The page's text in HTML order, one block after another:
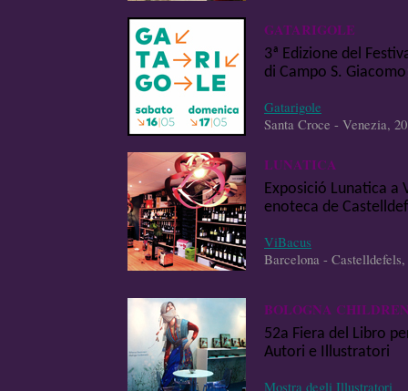
GATARIGOLE
3ª Edizione del
di Campo S. Giacomo
Gatarigole
Santa Croce - Venezia,
LUNATICA
Exposició Lunatica a
enoteca de
ViBacus
Barcelona - Castelldefels,
BOLOGNA
52a Fiera del Libro
Autori e Illustratori
Mostra degli Illustratori